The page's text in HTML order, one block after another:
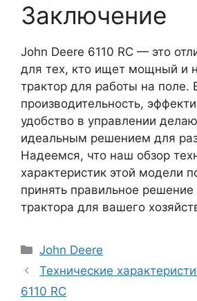
Заключение
John Deere 6110 RC — это
для тех, кто ищет мощный и
трактор для работы на поле.
производительность,
удобство в управлении
идеальным решением для
Надеемся, что наш обзор
характеристик этой модели
принять правильное
трактора для вашего
Рубрики
John Deere
Технические
6110 RC